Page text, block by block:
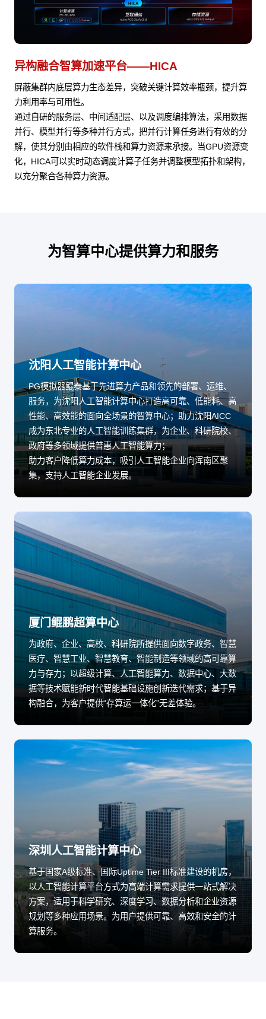
异构融合智算加速平台——HICA
屏蔽集群内底层算力生态差异，突破关键计算效率瓶颈，提升算
力利用率与可用性。
通过自研的服务层、中间适配层、以及调度编排算法，采用数据
并行、模型并行等多种并行方式，把并行计算任务进行有效的分
解，使其分别由相应的软件栈和算力资源来承接。当GPU资源变
化，HICA可以实时动态调度计算子任务并调整模型拓扑和架构，
以充分聚合各种算力资源。
为智算中心提供算力和服务
沈阳人工智能计算中心
PG模拟器鲲泰基于先进算力产品和领先的部署、运维、
服务，为沈阳人工智能计算中心打造高可靠、低能耗、高
性能、高效能的面向全场景的智算中心；助力沈阳AICC
成为东北专业的人工智能训练集群，为企业、科研院校、
政府等多领域提供普惠人工智能算力；
助力客户降低算力成本，吸引人工智能企业向浑南区聚
集，支持人工智能企业发展。
厦门鲲鹏超算中心
为政府、企业、高校、科研院所提供面向数字政务、智慧
医疗、智慧工业、智慧教育、智能制造等领域的高可靠算
力与存力；以超级计算、人工智能算力、数据中心、大数
据等技术赋能新时代智能基础设施创新迭代需求；基于异
构融合，为客户提供“存算运一体化”无差体验。
深圳人工智能计算中心
基于国家A级标准、国际Uptime Tier III标准建设的机房，
以人工智能计算平台方式为高端计算需求提供一站式解决
方案，适用于科学研究、深度学习、数据分析和企业资源
规划等多种应用场景。为用户提供可靠、高效和安全的计
算服务。